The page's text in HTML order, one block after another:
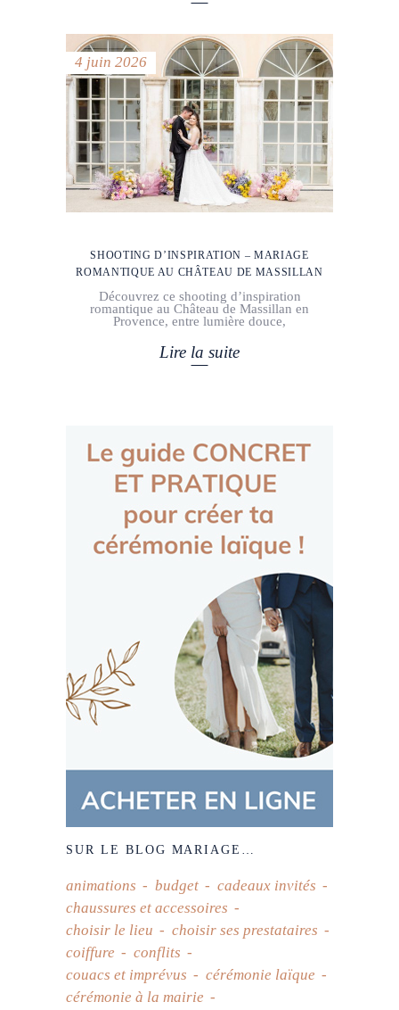
4 juin 2026
SHOOTING D’INSPIRATION – MARIAGE
ROMANTIQUE AU CHÂTEAU DE MASSILLAN
Découvrez ce shooting d’inspiration
romantique au Château de Massillan en
Provence, entre lumière douce,
Lire la suite
SUR LE BLOG MARIAGE…
animations budget
cadeaux invités
chaussures et accessoires
choisir le lieu
choisir ses prestataires
coiffure
conflits
couacs et imprévus
cérémonie laïque
cérémonie à la mairie